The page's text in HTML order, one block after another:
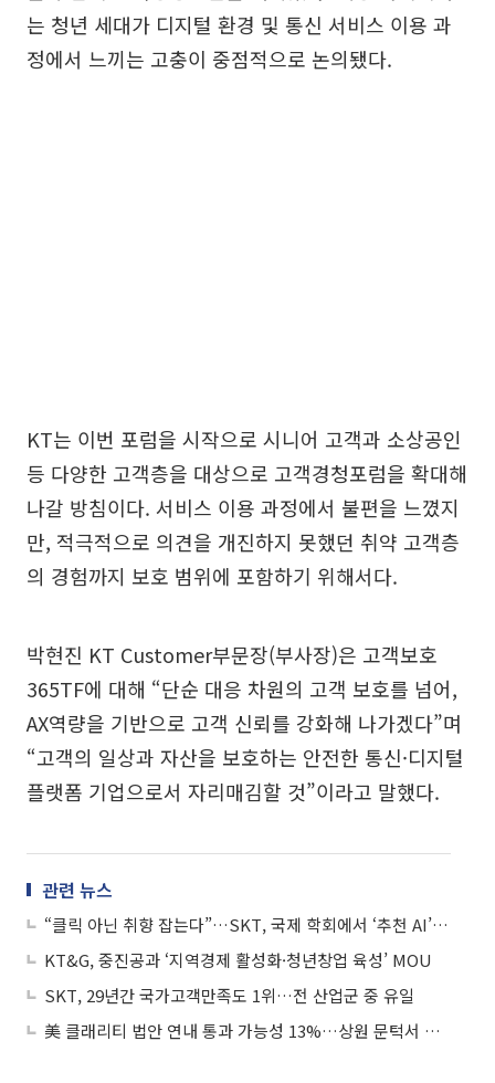
는 청년 세대가 디지털 환경 및 통신 서비스 이용 과
정에서 느끼는 고충이 중점적으로 논의됐다.
KT는 이번 포럼을 시작으로 시니어 고객과 소상공인
등 다양한 고객층을 대상으로 고객경청포럼을 확대해
나갈 방침이다. 서비스 이용 과정에서 불편을 느꼈지
만, 적극적으로 의견을 개진하지 못했던 취약 고객층
의 경험까지 보호 범위에 포함하기 위해서다.
박현진 KT Customer부문장(부사장)은 고객보호
365TF에 대해 “단순 대응 차원의 고객 보호를 넘어,
AX역량을 기반으로 고객 신뢰를 강화해 나가겠다”며
“고객의 일상과 자산을 보호하는 안전한 통신·디지털
플랫폼 기업으로서 자리매김할 것”이라고 말했다.
관련 뉴스
“클릭 아닌 취향 잡는다”…SKT, 국제 학회에서 ‘추천 AI’ 새 기준 제시
KT&G, 중진공과 ‘지역경제 활성화·청년창업 육성’ MOU
SKT, 29년간 국가고객만족도 1위…전 산업군 중 유일
美 클래리티 법안 연내 통과 가능성 13%…상원 문턱서 제동